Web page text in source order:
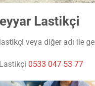
Lastikçi
veya diğer adı ile
0533 047 53 77